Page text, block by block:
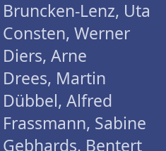
Bruncken-Lenz, Uta
Consten, Werner
Diers, Arne
Drees, Martin
Dübbel, Alfred
Frassmann, Sabine
Gebhards, Bentert